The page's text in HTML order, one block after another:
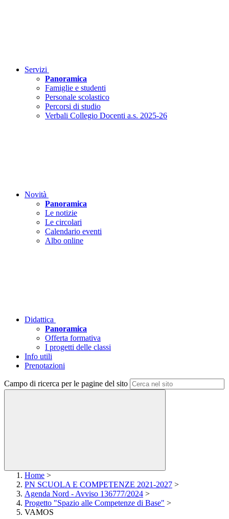
Servizi
Panoramica
Famiglie e studenti
Personale scolastico
Percorsi di studio
Verbali Collegio Docenti a.s. 2025-26
Novità
Panoramica
Le notizie
Le circolari
Calendario eventi
Albo online
Didattica
Panoramica
Offerta formativa
I progetti delle classi
Info utili
Prenotazioni
Campo di ricerca per le pagine del sito
Home >
PN SCUOLA E COMPETENZE 2021-2027 >
Agenda Nord - Avviso 136777/2024 >
Progetto "Spazio alle Competenze di Base" >
VAMOS